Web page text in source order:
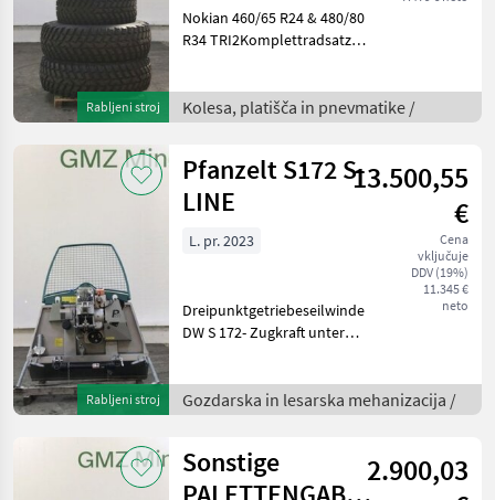
Rabljeni stroj
Nokian 460/65 R24 & 480/80
R34 TRI2Komplettradsatz
pnevmatike Druga kolesa,
platišča in pnevmatike
Kolesa, platišča in pnevmatike /
Rabljeni stroj
Pfanzelt S172 S-
LINE
13.500,55
€
Cena
vključuje
DDV (19%)
11.345 €
neto
L. pr. 2023
Dreipunktgetriebeseilwinde
DW S 172- Zugkraft untere
Ölversorgung über
Kolbenpumpe mit
Gozdarska in lesarska mehanizacija /
Sonstige
2.900,03